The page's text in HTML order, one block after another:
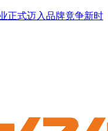
正式迈入品牌竟争新时